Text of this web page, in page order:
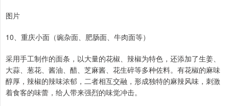
图片
10、重庆小面（豌杂面、肥肠面、牛肉面等）
采用手工制作的面条，以大量的花椒、辣椒为特色，还添加了生姜、
大蒜、葱花、酱油、醋、芝麻酱、花生碎等多种佐料。有花椒的麻味
醇厚，辣椒的辣味浓郁，二者相互交融，形成独特的麻辣风味，刺激
着食客的味蕾，给人带来强烈的味觉冲击。